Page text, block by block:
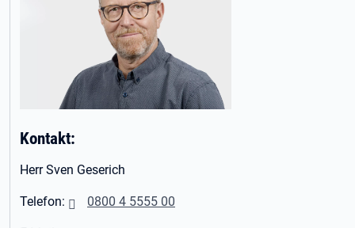
Kontakt:
Herr Sven Geserich
Telefon: 0800 4 5555 00